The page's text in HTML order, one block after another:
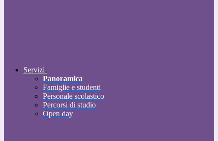
Servizi
Panoramica
Famiglie e studenti
Personale scolastico
Percorsi di studio
Open day